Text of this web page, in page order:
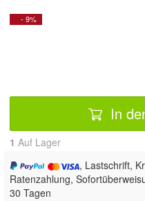
- 9%
In
1 Auf Lager
, Lastschrift,
Ratenzahlung,
30 Tagen